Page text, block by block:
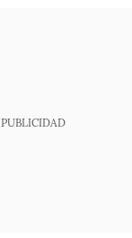
PUBLICIDAD